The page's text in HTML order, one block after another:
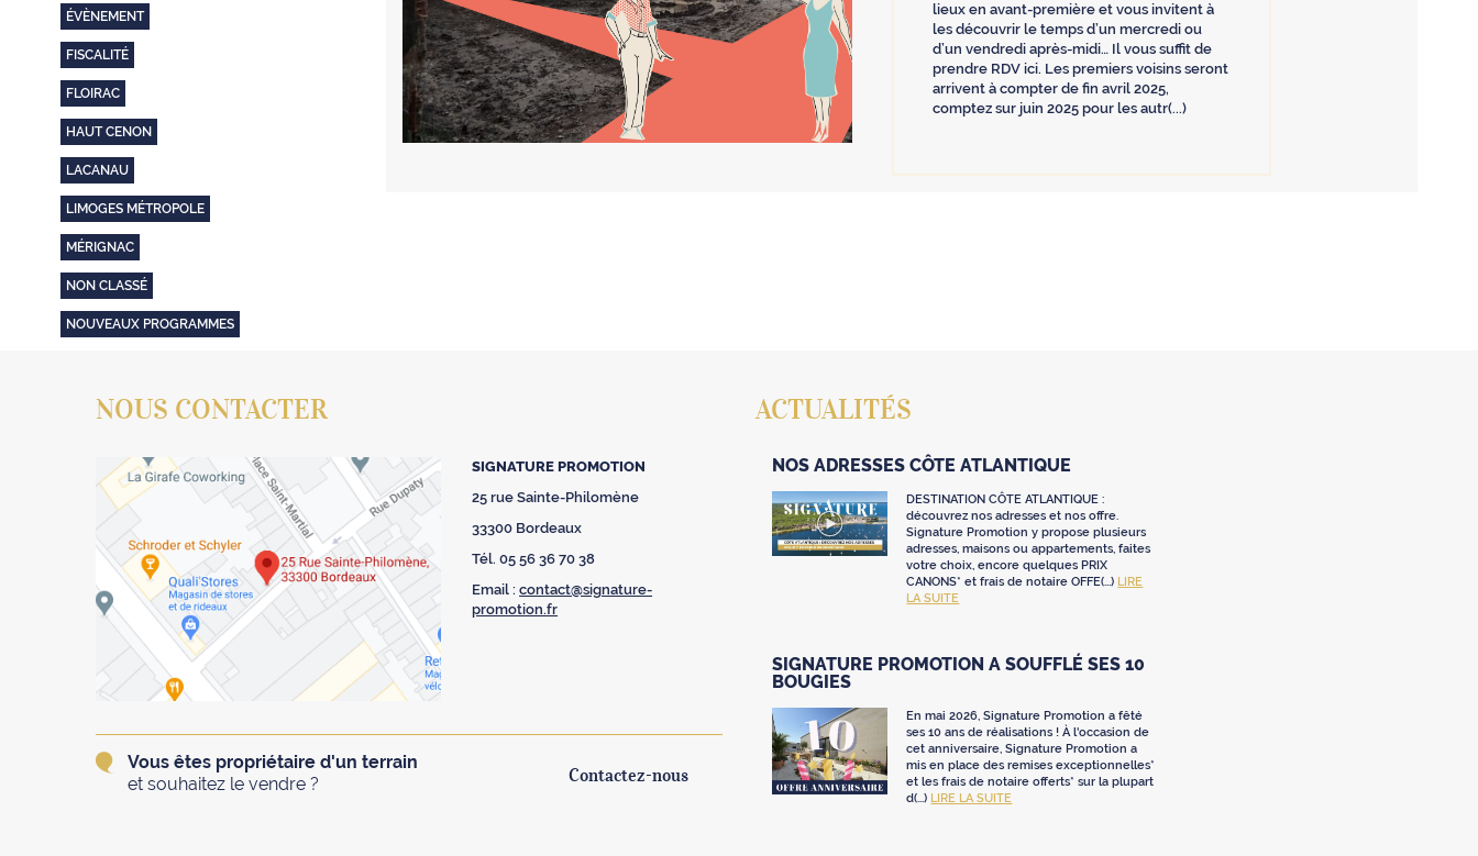
ÉVÈNEMENT
FISCALITÉ
FLOIRAC
HAUT CENON
LACANAU
LIMOGES MÉTROPOLE
MÉRIGNAC
NON CLASSÉ
NOUVEAUX PROGRAMMES
lieux en avant-première et vous invitent à
les découvrir le temps d’un mercredi ou
d’un vendredi après-midi… Il vous suffit de
prendre RDV ici. Les premiers voisins seront
arrivent à compter de fin avril 2025,
comptez sur juin 2025 pour les autr(...)
NOUS CONTACTER
SIGNATURE PROMOTION
25 rue Sainte-Philomène
33300 Bordeaux
Tél. 05 56 36 70 38
Email :contact@signature-
promotion.fr
Vous êtes propriétaire d'un terrain
et souhaitez le vendre ?
Contactez-nous
ACTUALITÉS
NOS ADRESSES CÔTE ATLANTIQUE
DESTINATION CÔTE ATLANTIQUE :
découvrez nos adresses et nos offre.
Signature Promotion y propose plusieurs
adresses, maisons ou appartements, faites
votre choix, encore quelques PRIX
CANONS* et frais de notaire OFFE(...) LIRE
LA SUITE
SIGNATURE PROMOTION A SOUFFLÉ SES 10
BOUGIES
En mai 2026, Signature Promotion a fêté
ses 10 ans de réalisations ! À l'occasion de
cet anniversaire, Signature Promotion a
mis en place des remises exceptionnelles*
et les frais de notaire offerts* sur la plupart
d(...) LIRE LA SUITE